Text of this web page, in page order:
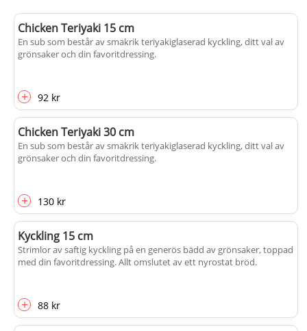
Chicken Teriyaki 15 cm
En sub som består av smakrik teriyakiglaserad kyckling, ditt val av
grönsaker och din favoritdressing.
+ 92 kr
Chicken Teriyaki 30 cm
En sub som består av smakrik teriyakiglaserad kyckling, ditt val av
grönsaker och din favoritdressing.
+ 130 kr
Kyckling 15 cm
Strimlor av saftig kyckling på en generös bädd av grönsaker, toppad
med din favoritdressing. Allt omslutet av ett nyrostat bröd.
+ 88 kr